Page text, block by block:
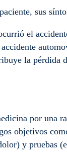
sus
el
la pérdida
por una
objetivos
y pruebas